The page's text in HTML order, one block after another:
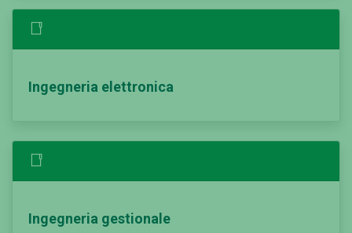
Ingegneria elettronica
Ingegneria gestionale